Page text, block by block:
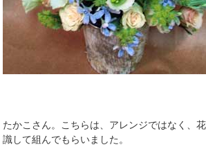
たかこさん。こちらは、アレンジではなく、
識して組んでもらいました。